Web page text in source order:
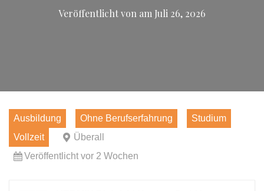
Veröffentlicht von am Juli 26, 2026
Ausbildung Ohne Berufserfahrung
Studium
Vollzeit
Überall
Veröffentlicht vor 2 Wochen